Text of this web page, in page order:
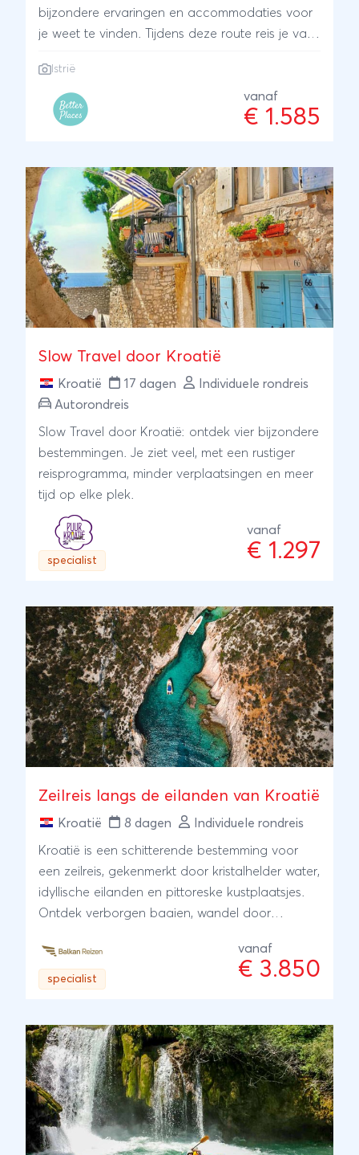
bijzondere ervaringen en accommodaties voor
je weet te vinden. Tijdens deze route reis je van
natuurparken, wandel-, fiets- en boottochten en
lokale proeverijen. Je overnacht steeds in
kleinschalige accommodaties en eindigt
Istrië
vanaf
€ 1.585
Slow Travel door Kroatië
Kroatië 17 dagen
Individuele rondreis
Autorondreis
Slow Travel door Kroatië: ontdek vier bijzondere
bestemmingen. Je ziet veel, met een rustiger
reisprogramma, minder verplaatsingen en meer
tijd op elke plek.
specialist
vanaf
€ 1.297
Zeilreis langs de eilanden van Kroatië
Kroatië 8 dagen Individuele rondreis
Kroatië is een schitterende bestemming voor
een zeilreis, gekenmerkt door kristalhelder water,
idyllische eilanden en pittoreske kustplaatsjes.
Ontdek verborgen baaien, wandel door
mediterrane keuken terwijl u de eilanden van
Kroatië verkent.
specialist
vanaf
€ 3.850